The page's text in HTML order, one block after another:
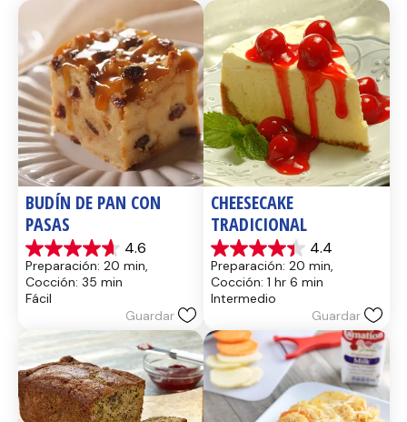
BUDÍN DE PAN CON
PASAS
4.6
4.6
de
5
estrellas.
reseñas
Preparación: 20 min,
Cocción: 35 min
Fácil
Guardar
CHEESECAKE
TRADICIONAL
4.4
4.4
de
5
estrellas.
reseñas
Preparación: 20 min,
Cocción: 1 hr 6 min
Intermedio
Guardar